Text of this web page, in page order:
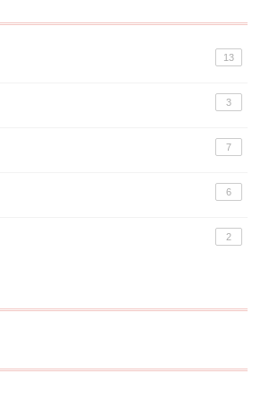
13
3
7
6
2